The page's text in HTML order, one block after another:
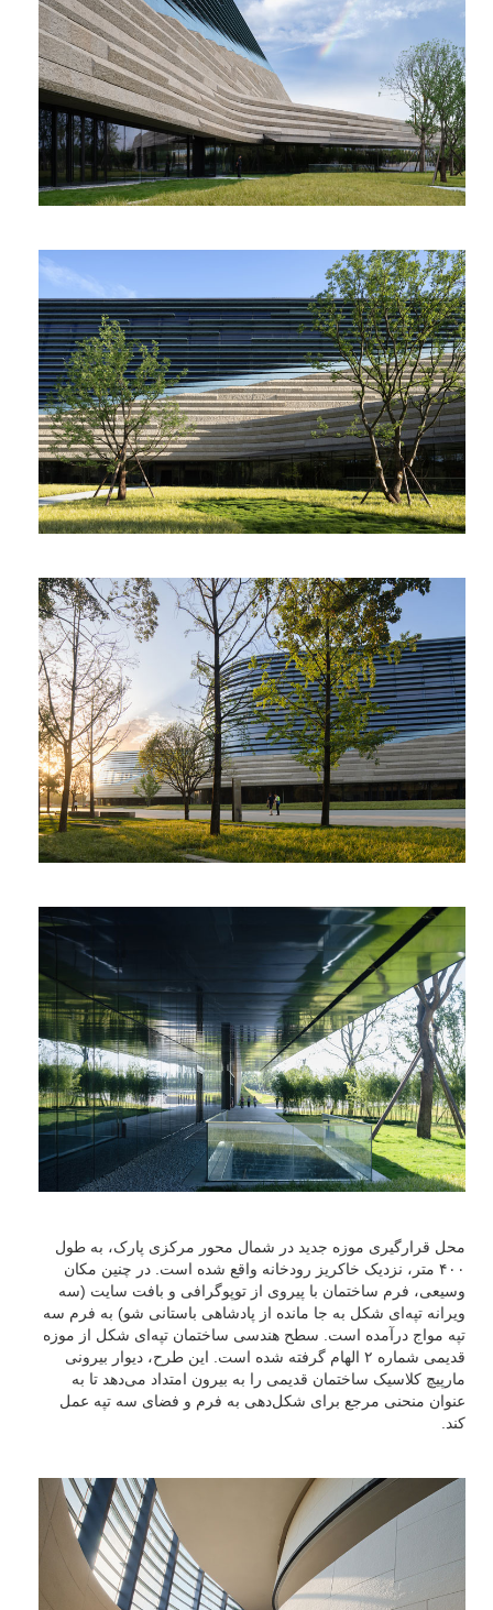
محل قرارگیری موزه جدید در شمال محور مرکزی پارک، به طول
۴۰۰ متر، نزدیک خاکریز رودخانه واقع شده است. در چنین مکان
وسیعی، فرم ساختمان با پیروی از توپوگرافی و بافت سایت (سه
ویرانه تپه‌ای شکل به جا مانده از پادشاهی باستانی شو) به فرم سه
تپه مواج درآمده است. سطح هندسی ساختمان تپه‌ای شکل از موزه
قدیمی شماره ۲ الهام گرفته شده است. این طرح، دیوار بیرونی
مارپیچ کلاسیک ساختمان قدیمی را به بیرون امتداد می‌دهد تا به
عنوان منحنی مرجع برای شکل‌دهی به فرم و فضای سه تپه عمل
کند.